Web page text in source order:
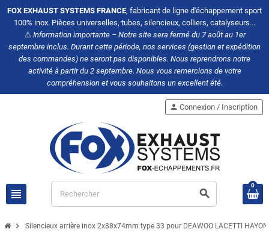
FOX EXHAUST SYSTEMS FRANCE, fabricant de ligne d'échappement sport
100% inox. Pièces universelles, tubes, silencieux, colliers, catalyseurs...
⚠️Information importante – Notre site sera fermé du 7 août au 1er
septembre inclus. Durant cette période, nos services (gestion et expédition
des commandes) ne seront pas disponibles. Nous reprendrons notre
activité à partir du 2 septembre. Nous vous remercions de votre
compréhension et vous souhaitons un excellent été.
view_headline search
person Connexion / Inscription
0
chevron_right Silencieux arrière inox 2x88x74mm type 33 pour DEAWOO LACETTI HAYON